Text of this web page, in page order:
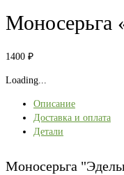
Моносерьга
1400 ₽
Loading...
Описание
Доставка и оплата
Детали
Моносерьга